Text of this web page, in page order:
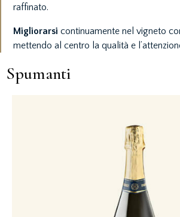
raffinato.
Migliorarsi continuamente nel vigneto
mettendo al centro la qualità e
Spumanti